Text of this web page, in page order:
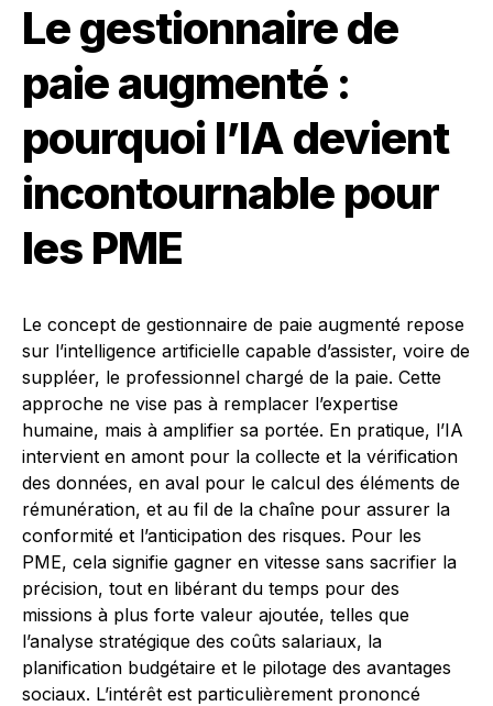
Le gestionnaire de
paie augmenté :
pourquoi l’IA devient
incontournable pour
les PME
Le concept de gestionnaire de paie augmenté repose
sur l’intelligence artificielle capable d’assister, voire de
suppléer, le professionnel chargé de la paie. Cette
approche ne vise pas à remplacer l’expertise
humaine, mais à amplifier sa portée. En pratique, l’IA
intervient en amont pour la collecte et la vérification
des données, en aval pour le calcul des éléments de
rémunération, et au fil de la chaîne pour assurer la
conformité et l’anticipation des risques. Pour les
PME, cela signifie gagner en vitesse sans sacrifier la
précision, tout en libérant du temps pour des
missions à plus forte valeur ajoutée, telles que
l’analyse stratégique des coûts salariaux, la
planification budgétaire et le pilotage des avantages
sociaux. L’intérêt est particulièrement prononcé